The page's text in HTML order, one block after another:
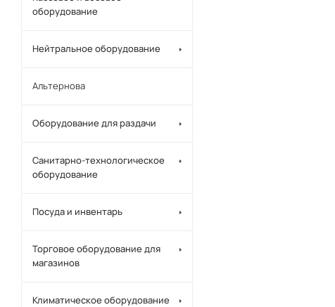
оборудование
Нейтральное оборудование
Альтернова
Оборудование для раздачи
Санитарно-технологическое
оборудование
Посуда и инвентарь
Торговое оборудование для
магазинов
Климатическое оборудование